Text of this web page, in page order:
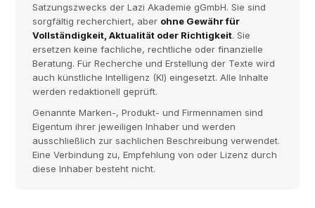
Satzungszwecks der Lazi Akademie gGmbH. Sie sind
sorgfältig recherchiert, aber ohne Gewähr für
Vollständigkeit, Aktualität oder Richtigkeit. Sie
ersetzen keine fachliche, rechtliche oder finanzielle
Beratung. Für Recherche und Erstellung der Texte wird
auch künstliche Intelligenz (KI) eingesetzt. Alle Inhalte
werden redaktionell geprüft.
Genannte Marken-, Produkt- und Firmennamen sind
Eigentum ihrer jeweiligen Inhaber und werden
ausschließlich zur sachlichen Beschreibung verwendet.
Eine Verbindung zu, Empfehlung von oder Lizenz durch
diese Inhaber besteht nicht.